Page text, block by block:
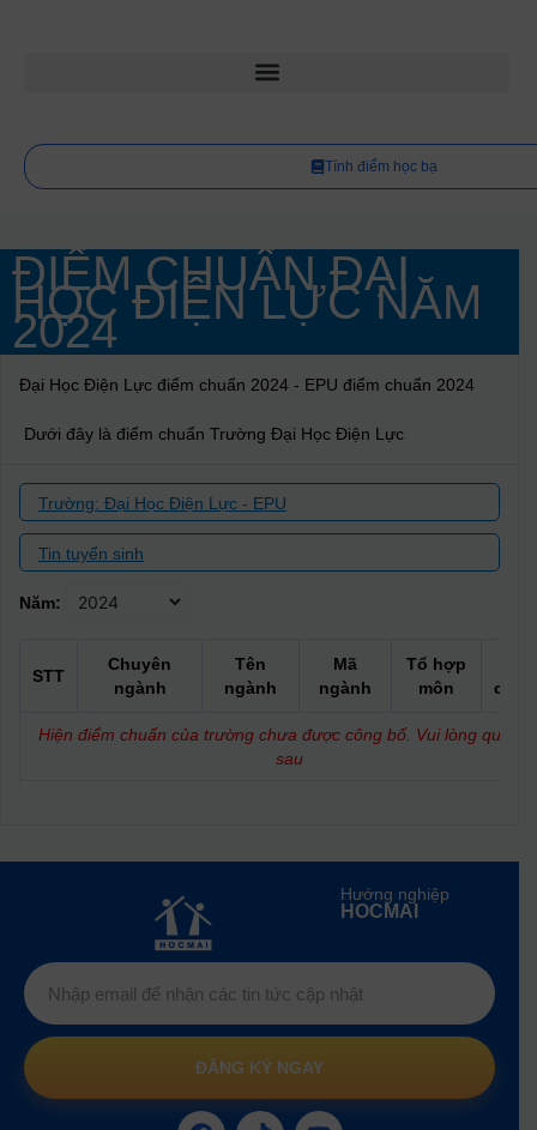
Tính điểm học bạ
ĐIỂM CHUẨN ĐẠI
HỌC ĐIỆN LỰC NĂM
2024
Đại Học Điện Lực điểm chuẩn 2024 - EPU điểm chuẩn 2024
Dưới đây là điểm chuẩn Trường Đại Học Điện Lực
Trường: Đại Học Điện Lực - EPU
Tin tuyển sinh
Năm:
STT
Chuyên
ngành
Tên
ngành
Mã
ngành
Tổ hợp
môn
Hiện điểm chuẩn của trường chưa được công bố. Vui lòng quay
sau
Hướng nghiệp
HOCMAI
ĐĂNG KÝ NGAY